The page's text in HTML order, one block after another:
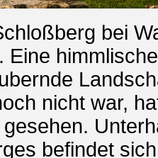
bei
Eine
nicht war,
befindet